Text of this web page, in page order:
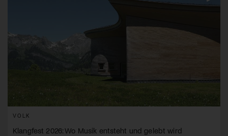
VOLK
Klangfest 2026: Wo Musik entsteht und gelebt wird